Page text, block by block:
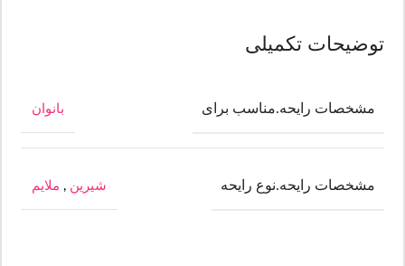
توضیحات تکمیلی
مشخصات رایحه.مناسب برای بانوان
مشخصات رایحه.نوع رایحه شیرین , ملایم